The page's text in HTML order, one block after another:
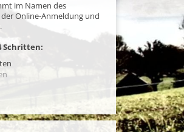
im Namen des
Online-Anmeldung und
Schritten: